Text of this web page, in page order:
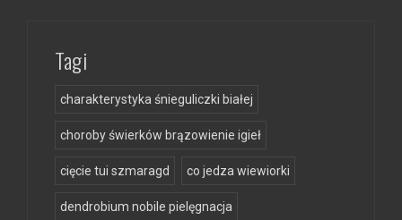
Tagi
charakterystyka śnieguliczki białej
choroby świerków brązowienie igieł
cięcie tui szmaragd co jedza wiewiorki
dendrobium nobile pielęgnacja